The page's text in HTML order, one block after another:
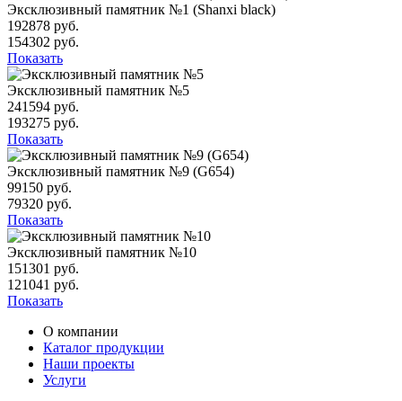
Эксклюзивный памятник №1 (Shanxi black)
192878 руб.
154302 руб.
Показать
Эксклюзивный памятник №5
241594 руб.
193275 руб.
Показать
Эксклюзивный памятник №9 (G654)
99150 руб.
79320 руб.
Показать
Эксклюзивный памятник №10
151301 руб.
121041 руб.
Показать
О компании
Каталог продукции
Наши проекты
Услуги